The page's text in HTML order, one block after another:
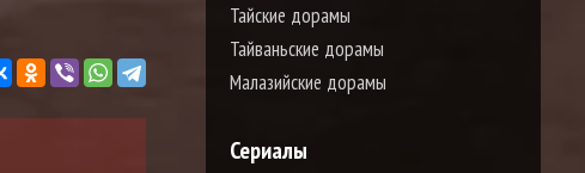
Тайские дорамы
Тайваньские дорамы
Малазийские дорамы
Сериалы